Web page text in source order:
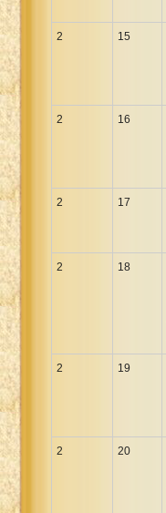
2 15
2 16
2 17
2 18
2 19
2 20